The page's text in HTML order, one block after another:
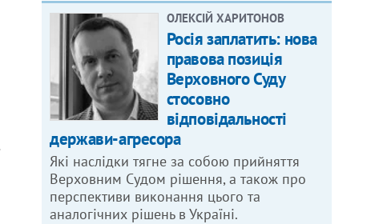
ОЛЕКСІЙ ХАРИТОНОВ
Росія заплатить: нова
правова позиція
Верховного Суду
стосовно
відповідальності
держави-агресора
Які наслідки тягне за собою прийняття
Верховним Судом рішення, а також про
перспективи виконання цього та
аналогічних рішень в Україні.